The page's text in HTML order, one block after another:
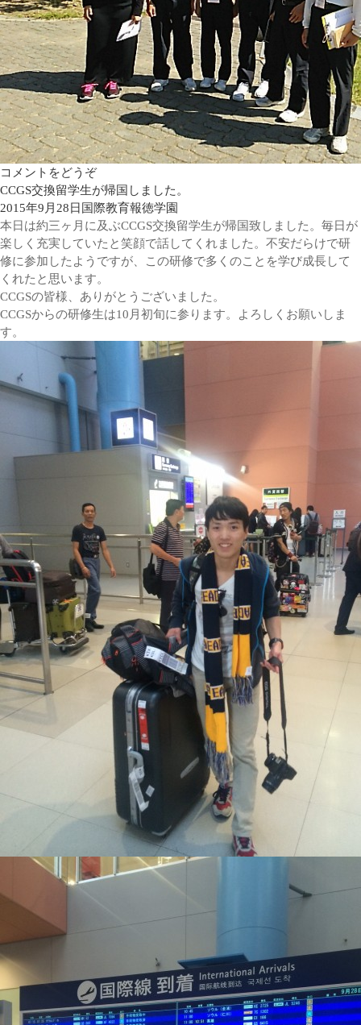
コメントをどうぞ
CCGS交換留学生が帰国しました。
2015年9月28日 国際教育報徳学園
本日は約三ヶ月に及ぶCCGS交換留学生が帰国致しました。毎日が
楽しく充実していたと笑顔で話してくれました。不安だらけで研
修に参加したようですが、この研修で多くのことを学び成長して
くれたと思います。
CCGSの皆様、ありがとうございました。
CCGSからの研修生は10月初旬に参ります。よろしくお願いしま
す。